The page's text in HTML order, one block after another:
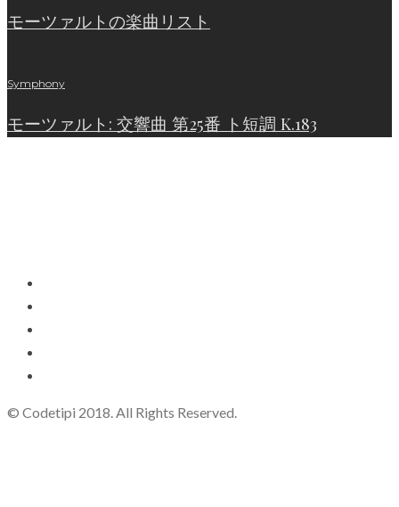
モーツァルトの楽曲リスト
Symphony
モーツァルト: 交響曲 第25番 ト短調 K.183
© Codetipi 2018. All Rights Reserved.